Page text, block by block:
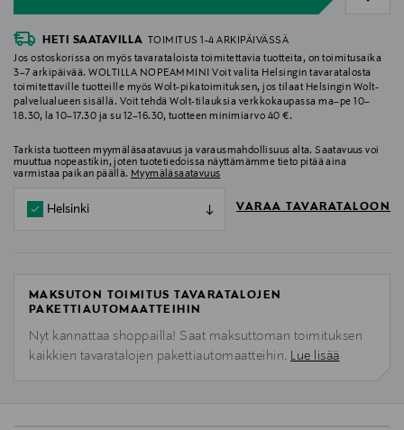
HETI SAATAVILLA
TOIMITUS 1-4 ARKIPÄIVÄSSÄ
Jos ostoskorissa on myös tavarataloista toimitettavia tuotteita, on toimitusaika
3–7 arkipäivää. WOLTILLA NOPEAMMIN! Voit valita Helsingin tavaratalosta
toimitettaville tuotteille myös Wolt-pikatoimituksen, jos tilaat Helsingin Wolt-
palvelualueen sisällä. Voit tehdä Wolt-tilauksia verkkokaupassa ma–pe 10–
18.30, la 10–17.30 ja su 12–16.30, tuotteen minimiarvo 40 €.
Tarkista tuotteen myymäläsaatavuus ja varausmahdollisuus alta. Saatavuus voi
muuttua nopeastikin, joten tuotetiedoissa näyttämämme tieto pitää aina
varmistaa paikan päällä. Myymäläsaatavuus
Helsinki VARAA TAVARATALOON
MAKSUTON TOIMITUS TAVARATALOJEN
PAKETTIAUTOMAATTEIHIN
Nyt kannattaa shoppailla! Saat maksuttoman toimituksen
kaikkien tavaratalojen pakettiautomaatteihin. Lue lisää